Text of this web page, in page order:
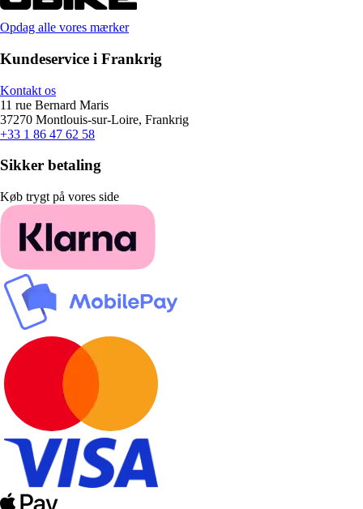
Opdag alle vores mærker
Kundeservice i Frankrig
Kontakt os
11 rue Bernard Maris
37270 Montlouis-sur-Loire, Frankrig
+33 1 86 47 62 58
Sikker betaling
Køb trygt på vores side